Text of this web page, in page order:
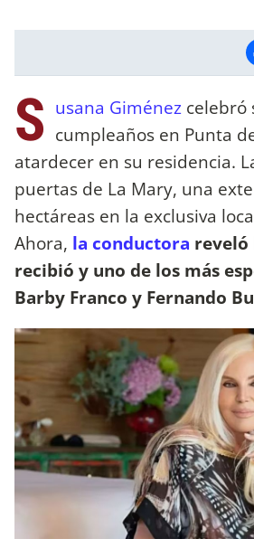
S usana Giménez celebró
cumpleaños en Punta
atardecer en su residencia.
puertas de La Mary, una
hectáreas en la exclusiva
Ahora, la conductora reveló
recibió y uno de los más
Barby Franco y Fernando